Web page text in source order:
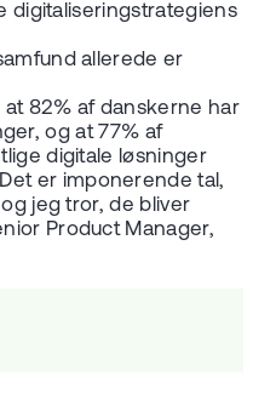
digitaliseringstrategiens
allerede er
at 82% af danskerne har
og at 77% af
digitale løsninger
er imponerende tal,
jeg tror, de bliver
Product Manager,